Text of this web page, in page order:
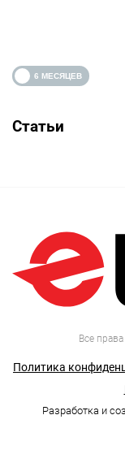
Статьи
Все
Политика
Разработка и